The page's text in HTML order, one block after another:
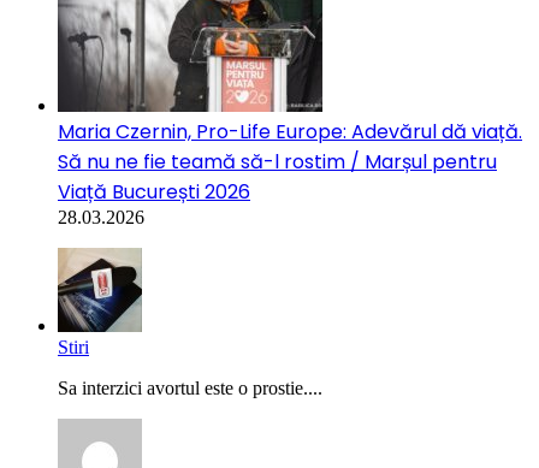
Maria Czernin, Pro-Life Europe: Adevărul dă viață.
Să nu ne fie teamă să-l rostim / Marșul pentru
Viață București 2026
28.03.2026
Stiri
Sa interzici avortul este o prostie....